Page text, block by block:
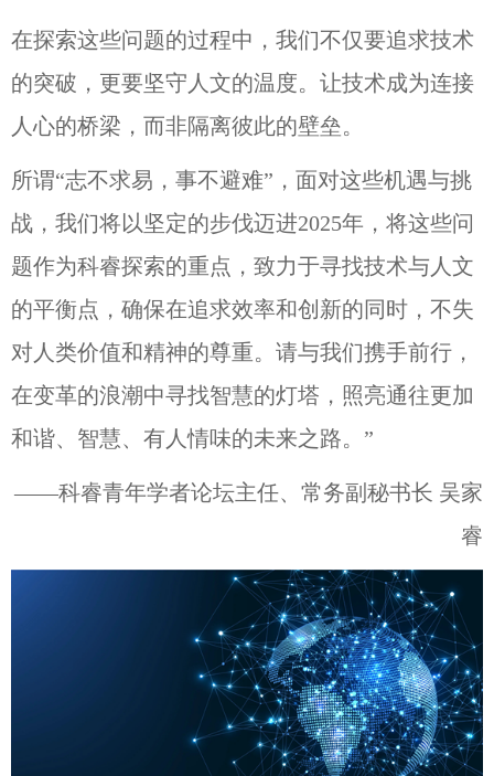
在探索这些问题的过程中，我们不仅要追求技术
的突破，更要坚守人文的温度。让技术成为连接
人心的桥梁，而非隔离彼此的壁垒。
所谓“志不求易，事不避难”，面对这些机遇与挑
战，我们将以坚定的步伐迈进2025年，将这些问
题作为科睿探索的重点，致力于寻找技术与人文
的平衡点，确保在追求效率和创新的同时，不失
对人类价值和精神的尊重。请与我们携手前行，
在变革的浪潮中寻找智慧的灯塔，照亮通往更加
和谐、智慧、有人情味的未来之路。”
——科睿青年学者论坛主任、常务副秘书长 吴家
睿